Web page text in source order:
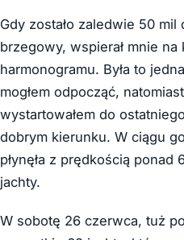
Gdy zostało zaledwie 50
brzegowy, wspierał mnie
harmonogramu. Była to
mogłem odpocząć,
wystartowałem do
dobrym kierunku. W ciągu
płynęła z prędkością
jachty.
W sobotę 26 czerwca, tuż